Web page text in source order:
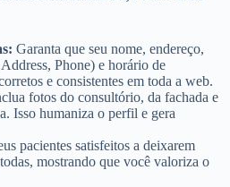
Garanta que seu nome, endereço,
Phone) e horário de
e consistentes em toda a web.
fotos do consultório, da fachada e
Isso humaniza o perfil e gera
pacientes satisfeitos a deixarem
mostrando que você valoriza o